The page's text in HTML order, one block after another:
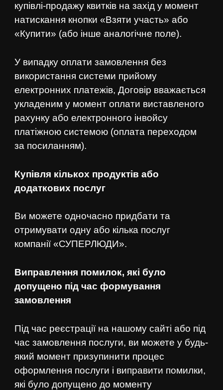
купівлі-продажу квитків на захід у момент
натискання кнопки «Взяти участь» або
«Купити» (або інше аналогічне поле).
У випадку оплати замовлення без
використання системи прийому
електронних платежів, Договір вважається
укладеним у момент оплати виставленого
рахунку або електронного інвойсу
платіжною системою (оплата переходом
за посиланням).
Купівля кількох продуктів або
додаткових послуг
Ви можете одночасно придбати та
отримувати одну або кілька послуг
компанії «СУПЕРЛЮДИ».
Виправлення помилок, які було
допущено під час формування
замовлення
Під час реєстрації на нашому сайті або під
час замовлення послуги, ви можете у будь-
який момент призупинити процес
оформлення послуги і виправити помилки,
які було допущено до моменту